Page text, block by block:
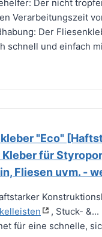
Der nicht
Verarbeitungszeit
Der
schnell und einfach
"Eco"
für
Fliesen uvm. -
, Stuck- &...
für eine schnelle,